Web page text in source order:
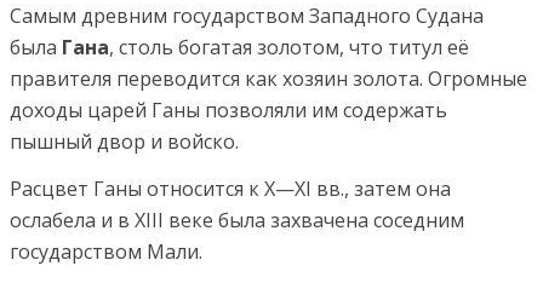
Самым древним государством Западного Судана
была Гана, столь богатая золотом, что титул её
правителя переводится как хозяин золота. Огромные
доходы царей Ганы позволяли им содержать
пышный двор и войско.
Расцвет Ганы относится к X—XI вв., затем она
ослабела и в XIII веке была захвачена соседним
государством Мали.